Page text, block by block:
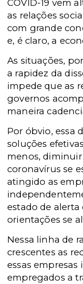
COVID-19 vem
as relações
com grande
e, é claro, a
As situações,
a rapidez da
impede que as
governos
maneira
Por óbvio, essa
soluções
menos,
coronavírus se
atingido as
estado de
orientações se
Nessa linha de
crescentes as
essas
empregados a